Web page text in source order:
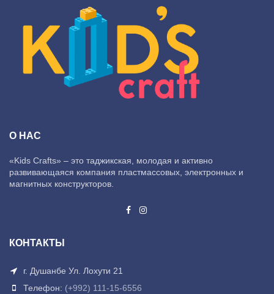
О НАС
«Kids Crafts» – это таджикская, молодая и активно
развивающаяся компания пластмассовых, электронных и
магнитных конструкторов.
КОНТАКТЫ
г. Душанбе Ул. Лохути 21
Телефон: (+992) 111-15-6556